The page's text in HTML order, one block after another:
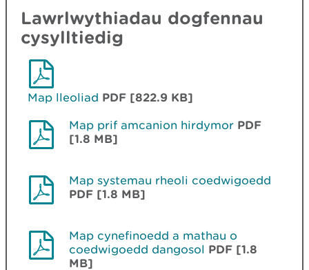
Lawrlwythiadau dogfennau
cysylltiedig
Map lleoliad PDF [822.9 KB]
Map prif amcanion hirdymor PDF
[1.8 MB]
Map systemau rheoli coedwigoedd
PDF [1.8 MB]
Map cynefinoedd a mathau o
coedwigoedd dangosol PDF [1.8
MB]